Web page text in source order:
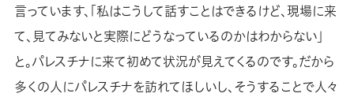
言っています、「私はこうして話すことはできるけど、現場に来
て、見てみないと実際にどうなっているのかはわからない」
と。パレスチナに来て初めて状況が見えてくるのです。だから
多くの人にパレスチナを訪れてほしいし、そうすることで人々